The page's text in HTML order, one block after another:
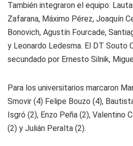
También integraron el equipo:
Zafarana, Máximo Pérez, Joaquín
Bonovich, Agustín Fourcade,
y Leonardo Ledesma. El DT Souto
secundado por Ernesto Silnik,
Para los universitarios marcaron
Smovir (4) Felipe Bouzo (4),
Isgró (2), Enzo Peña (2), Valentino
(2) y Julián Peralta (2).